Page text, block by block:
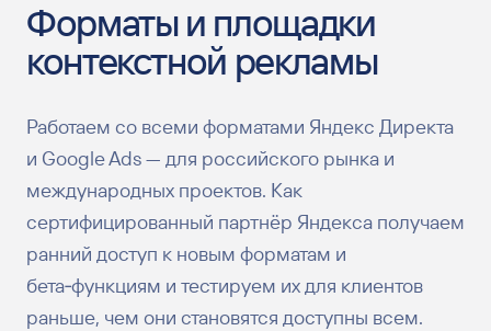
Форматы и площадки
контекстной рекламы
Работаем со всеми форматами Яндекс Директа
и Google Ads — для российского рынка и
международных проектов. Как
сертифицированный партнёр Яндекса получаем
ранний доступ к новым форматам и
бета‑функциям и тестируем их для клиентов
раньше, чем они становятся доступны всем.